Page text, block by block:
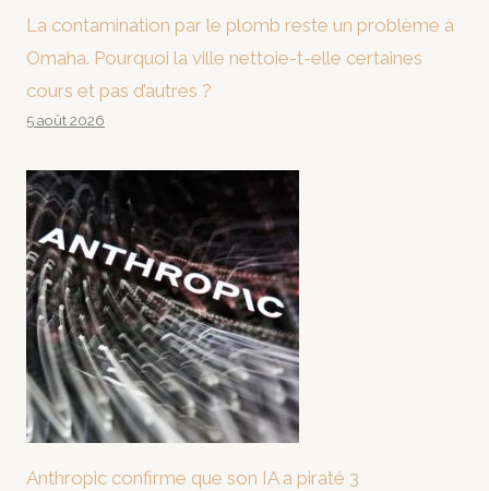
La contamination par le plomb reste un problème à
Omaha. Pourquoi la ville nettoie-t-elle certaines
cours et pas d’autres ?
5 août 2026
Anthropic confirme que son IA a piraté 3